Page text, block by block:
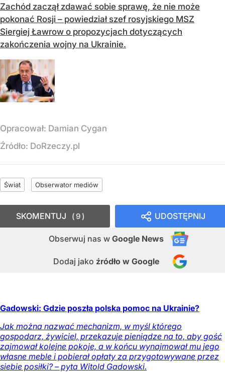
Zachód zaczął zdawać sobie sprawę, że nie może
pokonać Rosji – powiedział szef rosyjskiego MSZ
Siergiej Ławrow o propozycjach dotyczących
zakończenia wojny na Ukrainie.
Opracował: Damian Cygan
Źródło: DoRzeczy.pl
Świat Obserwator mediów
UDOSTĘPNIJ
Obserwuj nas w Google News
Dodaj jako źródło w Google
SKOMENTUJ 9
Gadowski: Gdzie poszła polska pomoc na Ukrainie?
Jak można nazwać mechanizm, w myśl którego
gospodarz, żywiciel, przekazuje pieniądze na to, aby gość
zajmował kolejne pokoje, a w końcu wynajmował mu jego
własne meble i pobierał opłaty za przygotowywane przez
siebie posiłki? – pyta Witold Gadowski.